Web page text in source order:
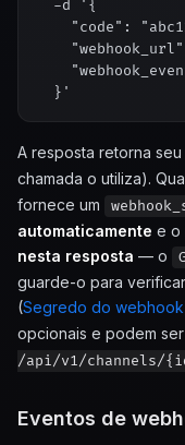
  -d '{
"code":
A resposta retorna seu
chamada o utiliza).
fornece um
automaticamente e o
nesta resposta — o
guarde-o para
(Segredo do webhook
opcionais e podem
/api/v1/channels/
Eventos de